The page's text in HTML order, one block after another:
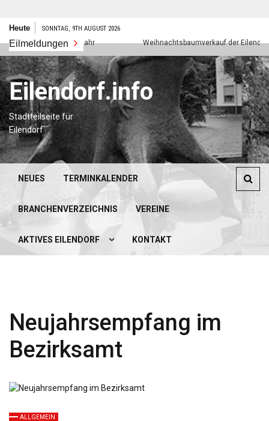
Zum
springen
Heute SONNTAG, 9TH AUGUST 2026
Eilmeldungen
Frohes neues Jahr Weihnachtsbaumverkauf der Eilendorfer
Eilendorf.info
Stadtteilseite für
Eilendorf
NEUES TERMINKALENDER
BRANCHENVERZEICHNIS VEREINE
AKTIVES EILENDORF KONTAKT
Neujahrsempfang im
Bezirksamt
ALLGEMEIN